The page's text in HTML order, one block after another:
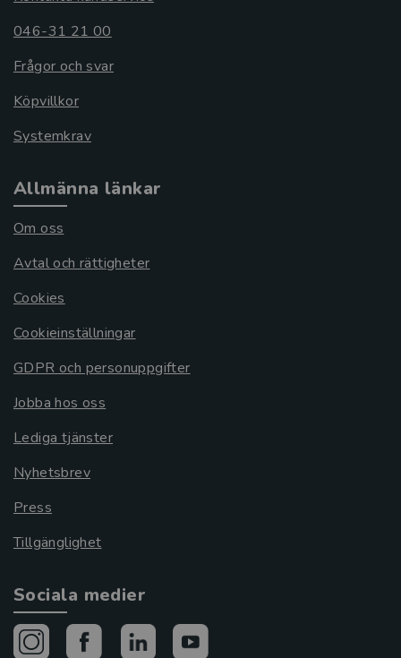
046-31 21 00
Frågor och svar
Köpvillkor
Systemkrav
Allmänna länkar
Om oss
Avtal och rättigheter
Cookies
Cookieinställningar
GDPR och personuppgifter
Jobba hos oss
Lediga tjänster
Nyhetsbrev
Press
Tillgänglighet
Sociala medier